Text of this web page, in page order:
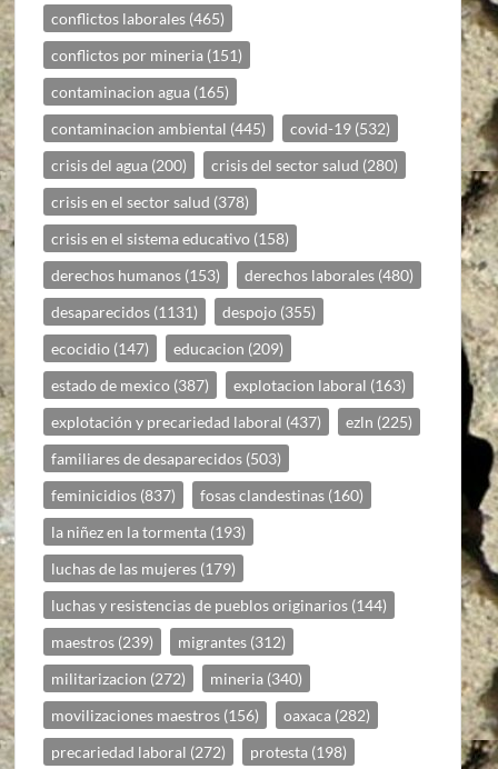
conflictos laborales (465)
conflictos por mineria (151)
contaminacion agua (165)
contaminacion ambiental (445) covid-19 (532)
crisis del agua (200) crisis del sector salud (280)
crisis en el sector salud (378)
crisis en el sistema educativo (158)
derechos humanos (153) derechos laborales (480)
desaparecidos (1131) despojo (355)
ecocidio (147) educacion (209)
estado de mexico (387) explotacion laboral (163)
explotación y precariedad laboral (437) ezln (225)
familiares de desaparecidos (503)
feminicidios (837) fosas clandestinas (160)
la niñez en la tormenta (193)
luchas de las mujeres (179)
luchas y resistencias de pueblos originarios (144)
maestros (239) migrantes (312)
militarizacion (272) mineria (340)
movilizaciones maestros (156) oaxaca (282)
precariedad laboral (272) protesta (198)